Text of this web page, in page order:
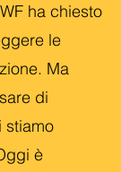
ha chiesto
le
Ma
di
stiamo
è